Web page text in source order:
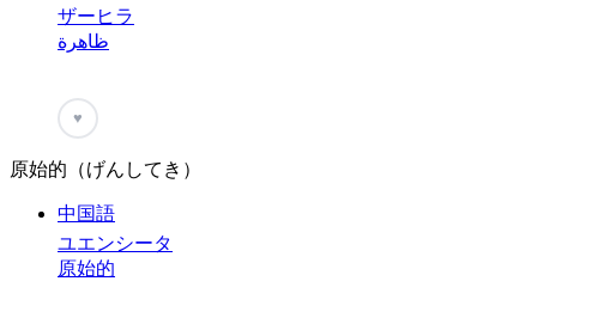
ザーヒラ
ظاهرة
♥
原始的（げんしてき）
中国語
ユエンシータ
原始的